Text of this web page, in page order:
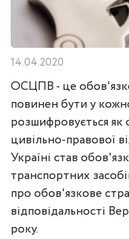
14.04.2020
ОСЦПВ - це
повинен бути у
розшифровується як
цивільно-правової
Україні став
транспортних
про обов'язкове
відповідальності
року.